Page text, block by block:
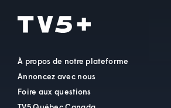
À propos de notre plateforme
Annoncez avec nous
Foire aux questions